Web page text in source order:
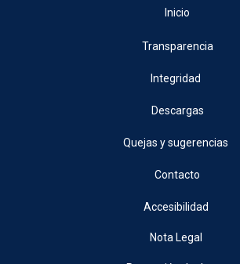
Inicio
Transparencia
Integridad
Descargas
Quejas y sugerencias
Contacto
Accesibilidad
Nota Legal